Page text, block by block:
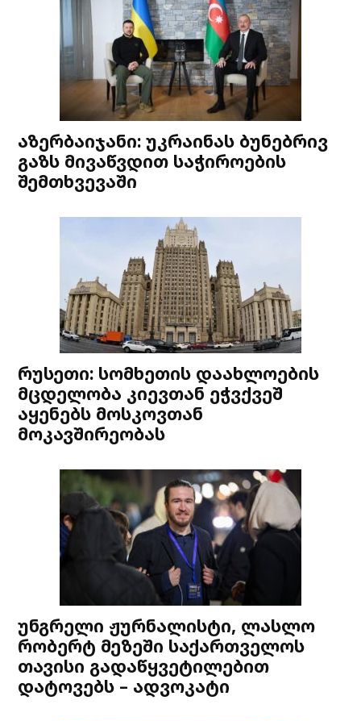
აზერბაიჯანი: უკრაინას ბუნებრივ
გაზს მივაწვდით საჭიროების
შემთხვევაში
რუსეთი: სომხეთის დაახლოების
მცდელობა კიევთან ეჭვქვეშ
აყენებს მოსკოვთან
მოკავშირეობას
უნგრელი ჟურნალისტი, ლასლო
რობერტ მეზეში საქართველოს
თავისი გადაწყვეტილებით
დატოვებს – ადვოკატი